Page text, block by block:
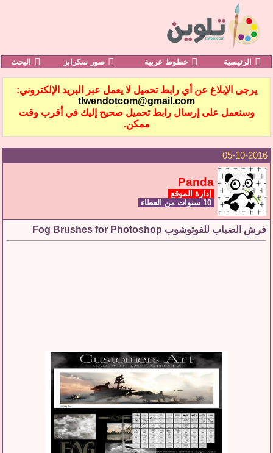
الرئيسية خطوط عربية صور سكرابز البحث
يرجى الإبلاغ عن أي رابط تحميل لا يعمل عبر البريد الإلكتروني:
tlwendotcom@gmail.com
وسنعمل على إرسال رابط تحميل صحيح إليك في أقرب وقت
ممكن.
05-10-2016
Panda
إدارة الموقع
فرش الضباب للفوتوشوب Fog Brushes for Photoshop